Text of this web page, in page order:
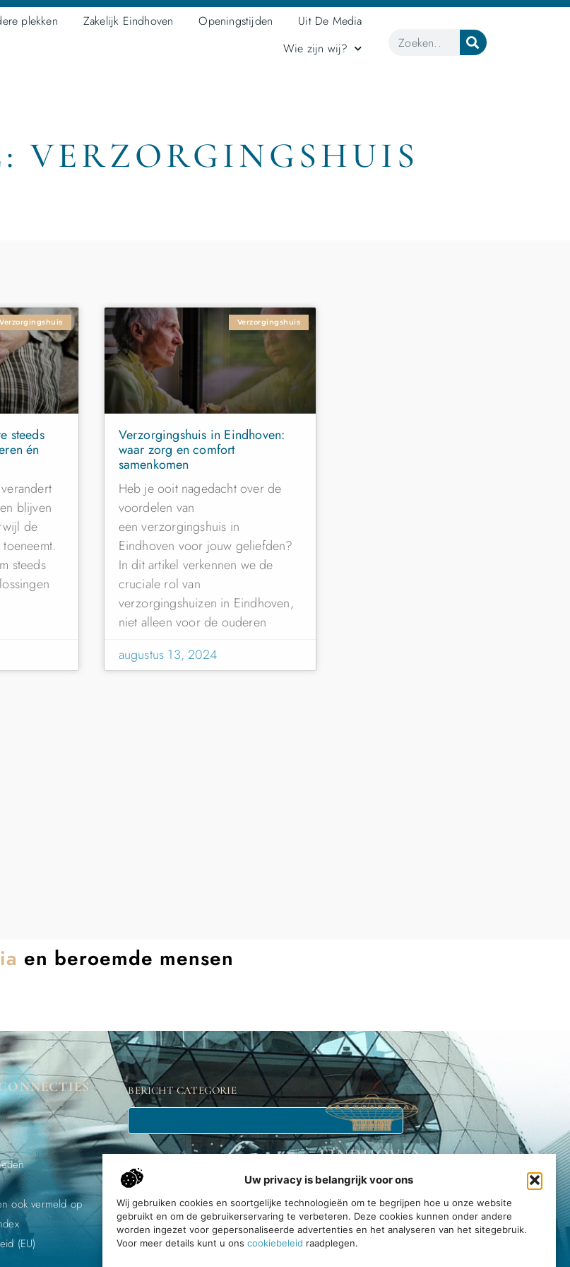
Uw privacy is belangrijk voor ons
Wij gebruiken cookies en soortgelijke technologieën om te begrijpen hoe u onze website
gebruikt en om de gebruikerservaring te verbeteren. Deze cookies kunnen onder andere
worden ingezet voor gepersonaliseerde advertenties en het analyseren van het sitegebruik.
Voor meer details kunt u ons cookiebeleid raadplegen.
plekken Zakelijk Eindhoven Openingstijden
Uit De Media
Wie zijn wij?
VERZORGINGSHUIS
Verzorgingshuis
steeds
én
blijven
de
steeds
Verzorgingshuis
Verzorgingshuis in Eindhoven:
waar zorg en comfort
samenkomen
Heb je ooit nagedacht over de
voordelen van
een verzorgingshuis in
Eindhoven voor jouw geliefden?
In dit artikel verkennen we de
cruciale rol van
verzorgingshuizen in Eindhoven,
niet alleen voor de ouderen
augustus 13, 2024
en beroemde mensen
ook vermeld op
(EU)
BERICHT CATEGORIE
Ontdek, ervaar, en geniet van alles wat deze bruisende gemeenschap te
bieden heeft.